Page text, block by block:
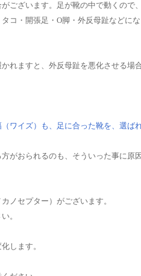
ございます。足が靴の中で動くので
コ・開張足・O脚・外反母趾などに
れますと、外反母趾を悪化させる場
ワイズ）も、足に合った靴を、選ば
がおられるのも、そういった事に原
ノセプター）がございます。
。
します。